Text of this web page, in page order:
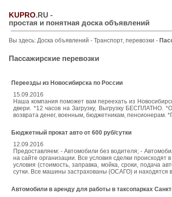
KUPRO.RU -
простая и понятная доска объявлений
Вы здесь: Доска объявлений - Транспорт, перевозки -
Пассажирские перевозки
Переезды из Новосибирска по России
15.09.2016
Наша компания поможет вам переехать из
двери. *12 часов на Загрузку, Выгрузку БЕСПЛАТНО.
возврата денег, военным, бюджетникам, пенсионерам.
Бюджетный прокат авто от 600 руб/сутки
12.09.2016
Предоставляем: - Автомобили без водителя; -
на сайте организации. Все условия сделки
условия (стоимость, заправка, мойка, сроки, подача
сутки. Все машины застрахованы (ОСАГО) и находятся
Автомобили в аренду для работы в таксопарках